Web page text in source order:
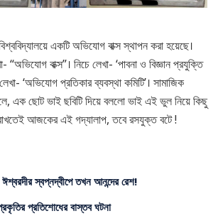
একটি অভিযোগ বাক্স স্থাপন করা হয়েছে।
“অভিযোগ বাক্স”। নিচে লেখা- ‘পাবনা ও বিজ্ঞান প্রযুক্তি
‘অভিযোগ প্রতিকার ব্যবস্থা কমিটি’। সামাজিক
এক ছোট ভাই ছবিটি দিয়ে বললো ভাই এই ভুল নিয়ে কিছু
আজকের এই গদ্যালাপ, তবে রসযুক্ত বটে !
স্বপ্নদ্বীপে তখন আনন্দের রেশ!
প্রতিশোধের বাস্তব ঘটনা